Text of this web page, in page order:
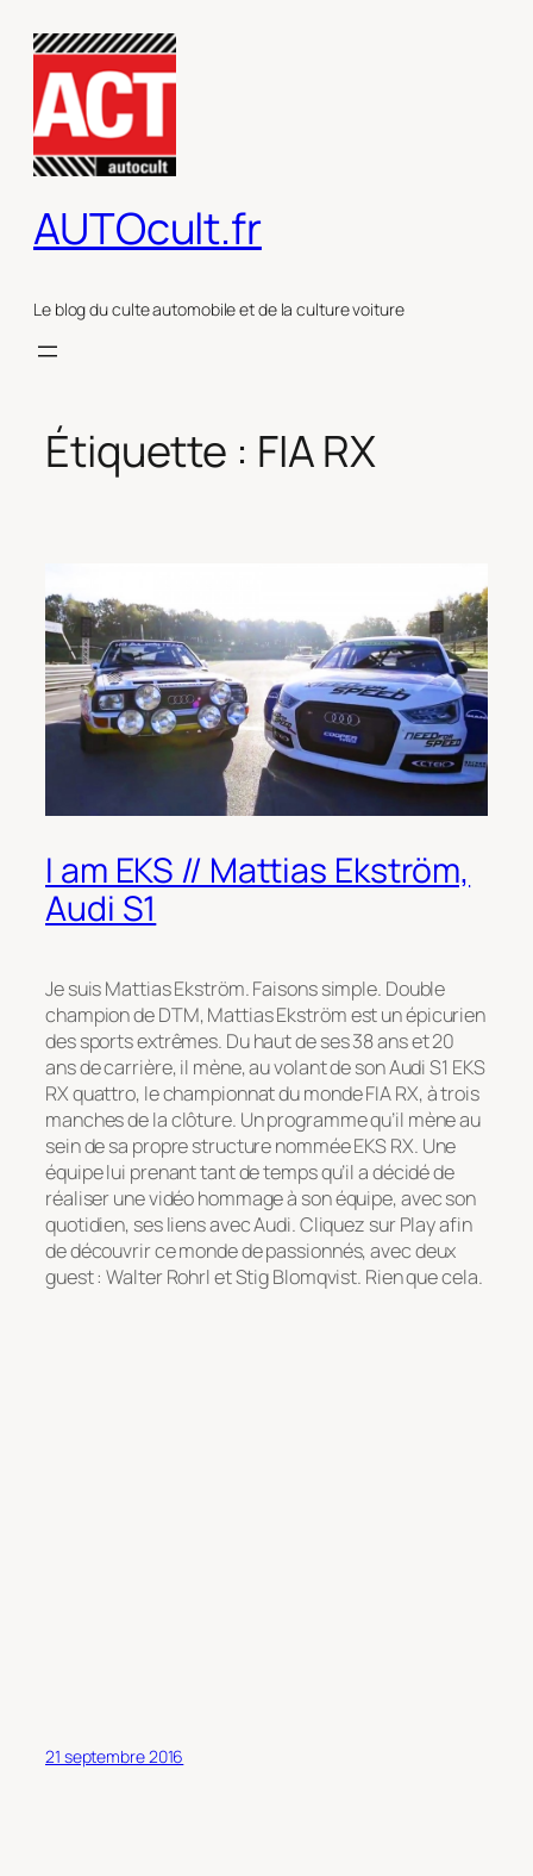
contenu
AUTOcult.fr
Le blog du culte automobile et de la culture voiture
Étiquette : FIA RX
I am EKS // Mattias Ekström,
Audi S1
Je suis Mattias Ekström. Faisons simple. Double
champion de DTM, Mattias Ekström est un épicurien
des sports extrêmes. Du haut de ses 38 ans et 20
ans de carrière, il mène, au volant de son Audi S1 EKS
RX quattro, le championnat du monde FIA RX, à trois
manches de la clôture. Un programme qu’il mène au
sein de sa propre structure nommée EKS RX. Une
équipe lui prenant tant de temps qu’il a décidé de
réaliser une vidéo hommage à son équipe, avec son
quotidien, ses liens avec Audi. Cliquez sur Play afin
de découvrir ce monde de passionnés, avec deux
guest : Walter Rohrl et Stig Blomqvist. Rien que cela.
21 septembre 2016